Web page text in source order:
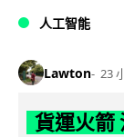
人工智能
Lawton 23
貨運火箭